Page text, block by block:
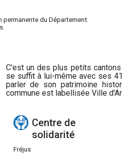
permanente du Département.
C'est un des plus petits
se suffit à lui-même avec ses
parler de son patrimoine
commune est labellisée Ville
Centre de
solidarité
Fréjus